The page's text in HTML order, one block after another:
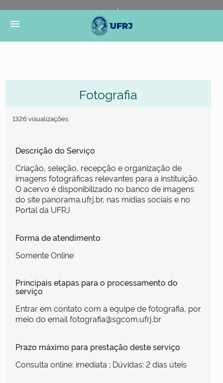
Portal do Governo Brasileiro
Governo
menu
Fotografia
1326 visualizações
Descrição do Serviço
Criação, seleção, recepção e organização de
imagens fotográficas relevantes para a instituição.
O acervo é disponibilizado no banco de imagens
do site panorama.ufrj.br, nas mídias sociais e no
Portal da UFRJ
Forma de atendimento
Somente Online
Principais etapas para o processamento do
serviço
Entrar em contato com a equipe de fotografia, por
meio do email fotografia@sgcom.ufrj.br
Prazo máximo para prestação deste serviço
Consulta online: imediata ; Dúvidas: 2 dias úteis